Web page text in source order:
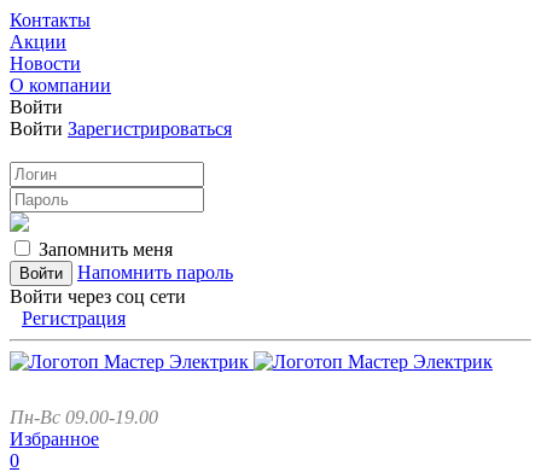
Контакты
Акции
Новости
О компании
Войти
Войти Зарегистрироваться
Запомнить меня
Напомнить пароль
Войти через соц сети
Регистрация
Пн-Вс 09.00-19.00
Избранное
0